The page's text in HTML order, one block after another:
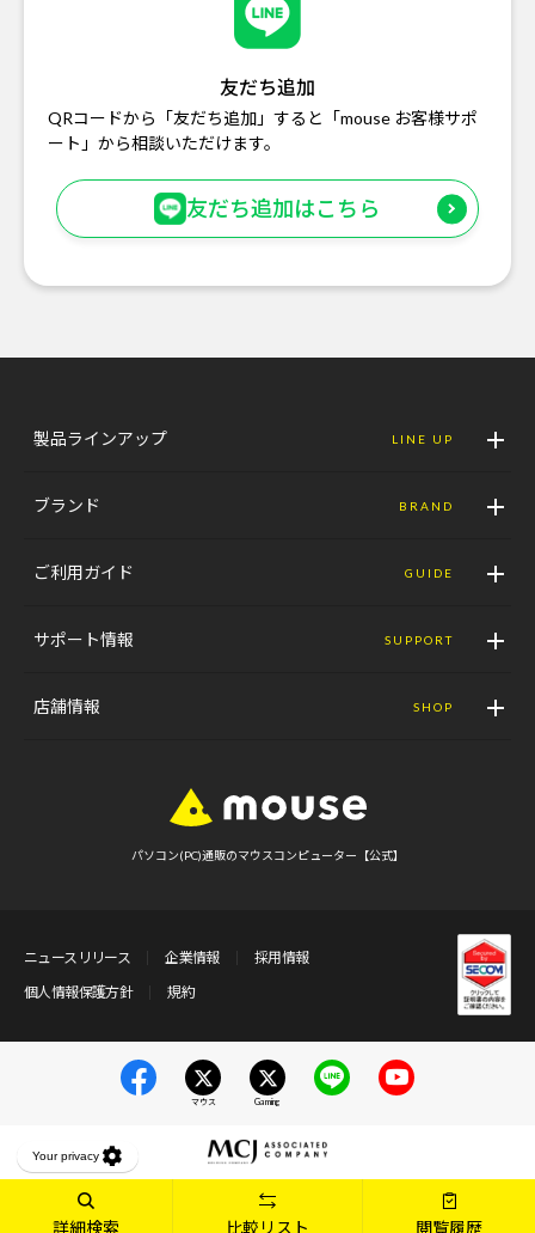
詳細検索 比較リスト 閲覧履歴
友だち追加
QRコードから「友だち追加」すると「mouse お客様サポ
ート」から相談いただけます。
友だち追加はこちら
製品ラインアップ LINE UP
ブランド BRAND
ご利用ガイド GUIDE
サポート情報 SUPPORT
店舗情報 SHOP
パソコン(PC)通販のマウスコンピューター【公式】
ニュースリリース 企業情報
採用情報
個人情報保護方針
規約
マウス Gaming